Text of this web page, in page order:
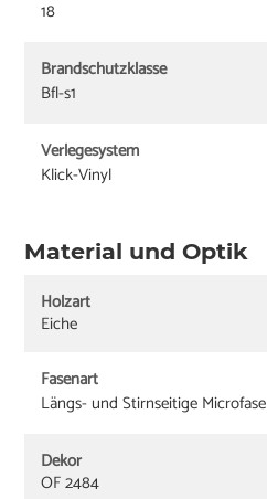
18
Brandschutzklasse
Bfl-s1
Verlegesystem
Klick-Vinyl
Material und Optik
Holzart
Eiche
Fasenart
Längs- und Stirnseitige Microfase
Dekor
OF 2484